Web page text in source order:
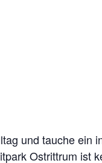
und tauche ein
Ostrittrum ist